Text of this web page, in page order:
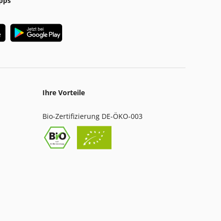
Ihre Vorteile
Bio-Zertifizierung DE-ÖKO-003